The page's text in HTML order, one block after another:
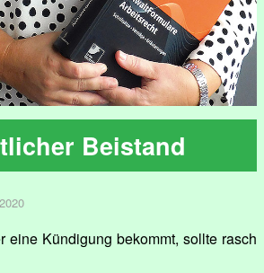
Beistand
eine Kündigung bekommt, sollte rasch